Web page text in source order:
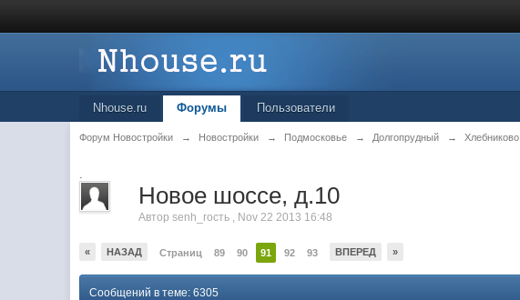
Nhouse.ru Форумы Пользователи
Форум Новостройки → Новостройки → Подмосковье → Долгопрудный → Хлебниково
.
Новое шоссе, д.10
Авторsenh_гость , Nov 22 2013 16:48
« НАЗАД Страниц 89 90 91 92 93 ВПЕРЕД »
Сообщений в теме: 6305